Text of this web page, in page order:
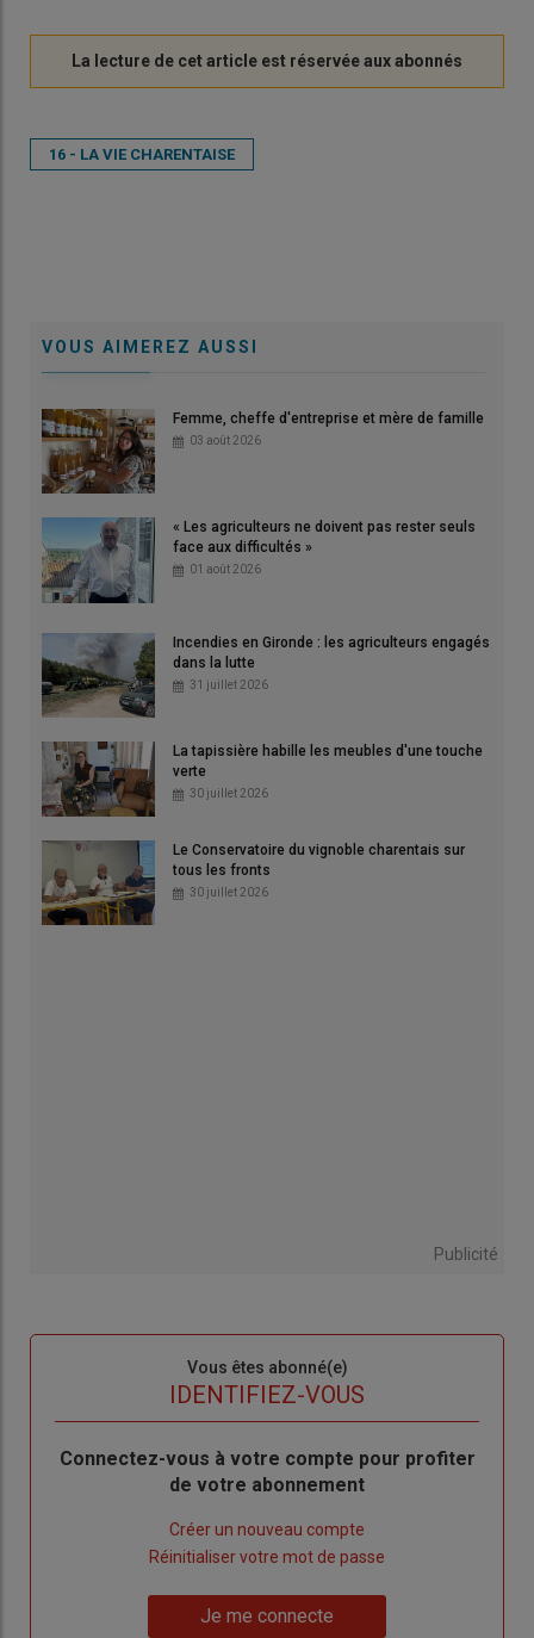
16 - LA VIE CHARENTAISE
VOUS AIMEREZ AUSSI
Femme, cheffe d'entreprise et mère de famille
03 août 2026
« Les agriculteurs ne doivent pas rester seuls
face aux difficultés »
01 août 2026
Incendies en Gironde : les agriculteurs engagés
dans la lutte
31 juillet 2026
La tapissière habille les meubles d'une touche
verte
30 juillet 2026
Le Conservatoire du vignoble charentais sur
tous les fronts
30 juillet 2026
Publicité
Vous êtes abonné(e)
IDENTIFIEZ-VOUS
Body
Connectez-vous à votre compte pour profiter
de votre abonnement
Créer un nouveau compte
Réinitialiser votre mot de passe
Je me connecte